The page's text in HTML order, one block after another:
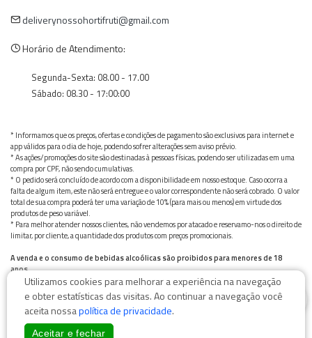
deliverynossohortifruti@gmail.com
Horário de Atendimento:
Segunda-Sexta: 08.00 - 17.00
Sábado: 08.30 - 17:00:00
* Informamos que os preços, ofertas e condições de pagamento são exclusivos para internet e
app válidos para o dia de hoje, podendo sofrer alterações sem aviso prévio.
* As ações/promoções do site são destinadas à pessoas físicas, podendo ser utilizadas em uma
compra por CPF, não sendo cumulativas.
* O pedido será concluído de acordo com a disponibilidade em nosso estoque. Caso ocorra a
falta de algum item, este não será entregue e o valor correspondente não será cobrado. O valor
total de sua compra poderá ter uma variação de 10% (para mais ou menos) em virtude dos
produtos de peso variável.
* Para melhor atender nossos clientes, não vendemos por atacado e reservamo-nos o direito de
limitar, por cliente, a quantidade dos produtos com preços promocionais.
A venda e o consumo de bebidas alcoólicas são proibidos para menores de 18
anos.
Bebida alcoólica pode causar dependência química e, em excesso, provoca graves males à saúde.
Beba com moderação
Utilizamos cookies para melhorar a experiência na navegação
e obter estatísticas das visitas. Ao continuar a navegação você
aceita nossapolítica de privacidade.
Aceitar e fechar